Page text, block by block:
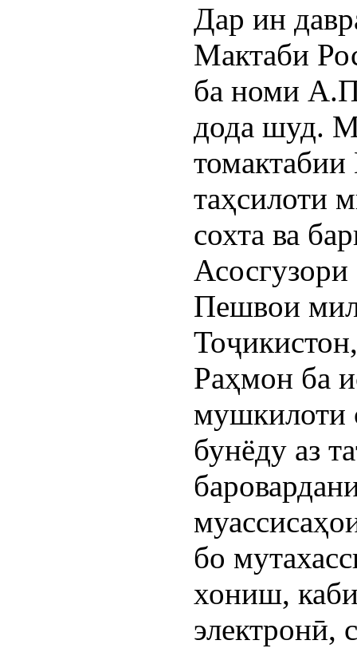
Дар ин
Мактаби
ба номи
дода шуд.
таҳсилоти
сохта ва
Пешвои
Раҳмон ба
мушкилоти
бунёду аз
бо
хониш,
электронӣ,